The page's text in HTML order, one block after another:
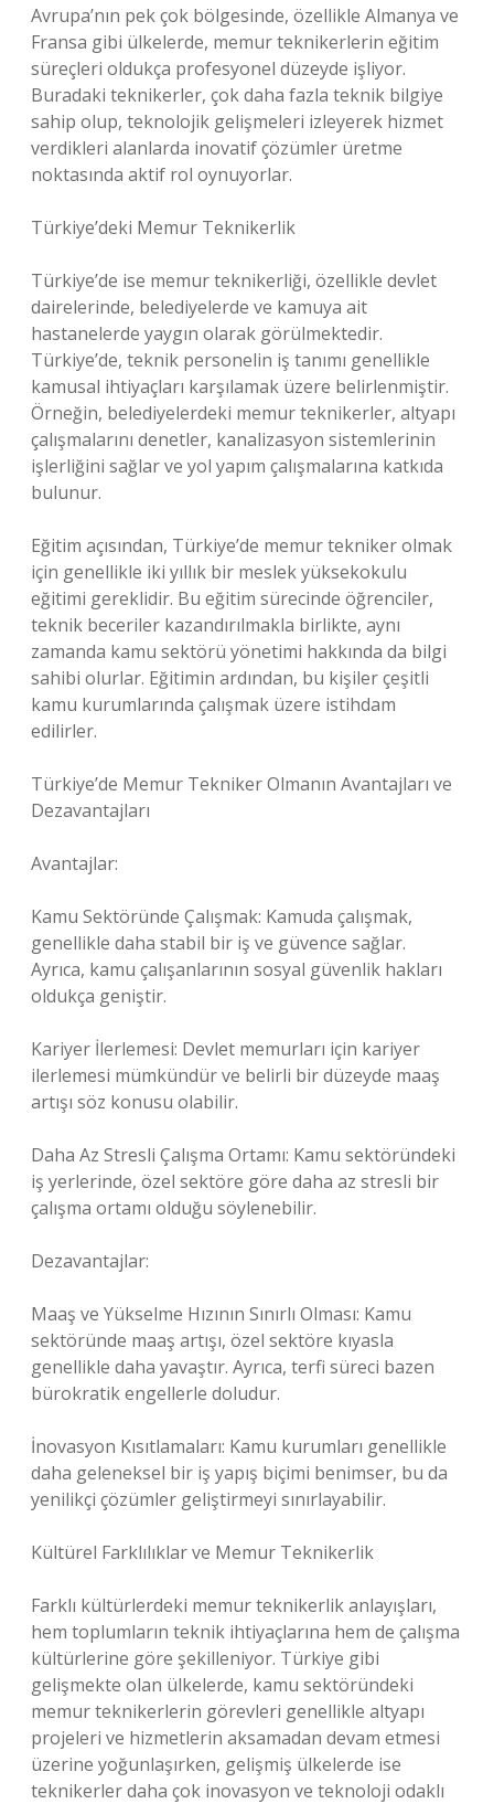
Avrupa’nın pek çok bölgesinde, özellikle Almanya ve
Fransa gibi ülkelerde, memur teknikerlerin eğitim
süreçleri oldukça profesyonel düzeyde işliyor.
Buradaki teknikerler, çok daha fazla teknik bilgiye
sahip olup, teknolojik gelişmeleri izleyerek hizmet
verdikleri alanlarda inovatif çözümler üretme
noktasında aktif rol oynuyorlar.
Türkiye’deki Memur Teknikerlik
Türkiye’de ise memur teknikerliği, özellikle devlet
dairelerinde, belediyelerde ve kamuya ait
hastanelerde yaygın olarak görülmektedir.
Türkiye’de, teknik personelin iş tanımı genellikle
kamusal ihtiyaçları karşılamak üzere belirlenmiştir.
Örneğin, belediyelerdeki memur teknikerler, altyapı
çalışmalarını denetler, kanalizasyon sistemlerinin
işlerliğini sağlar ve yol yapım çalışmalarına katkıda
bulunur.
Eğitim açısından, Türkiye’de memur tekniker olmak
için genellikle iki yıllık bir meslek yüksekokulu
eğitimi gereklidir. Bu eğitim sürecinde öğrenciler,
teknik beceriler kazandırılmakla birlikte, aynı
zamanda kamu sektörü yönetimi hakkında da bilgi
sahibi olurlar. Eğitimin ardından, bu kişiler çeşitli
kamu kurumlarında çalışmak üzere istihdam
edilirler.
Türkiye’de Memur Tekniker Olmanın Avantajları ve
Dezavantajları
Avantajlar:
Kamu Sektöründe Çalışmak: Kamuda çalışmak,
genellikle daha stabil bir iş ve güvence sağlar.
Ayrıca, kamu çalışanlarının sosyal güvenlik hakları
oldukça geniştir.
Kariyer İlerlemesi: Devlet memurları için kariyer
ilerlemesi mümkündür ve belirli bir düzeyde maaş
artışı söz konusu olabilir.
Daha Az Stresli Çalışma Ortamı: Kamu sektöründeki
iş yerlerinde, özel sektöre göre daha az stresli bir
çalışma ortamı olduğu söylenebilir.
Dezavantajlar:
Maaş ve Yükselme Hızının Sınırlı Olması: Kamu
sektöründe maaş artışı, özel sektöre kıyasla
genellikle daha yavaştır. Ayrıca, terfi süreci bazen
bürokratik engellerle doludur.
İnovasyon Kısıtlamaları: Kamu kurumları genellikle
daha geleneksel bir iş yapış biçimi benimser, bu da
yenilikçi çözümler geliştirmeyi sınırlayabilir.
Kültürel Farklılıklar ve Memur Teknikerlik
Farklı kültürlerdeki memur teknikerlik anlayışları,
hem toplumların teknik ihtiyaçlarına hem de çalışma
kültürlerine göre şekilleniyor. Türkiye gibi
gelişmekte olan ülkelerde, kamu sektöründeki
memur teknikerlerin görevleri genellikle altyapı
projeleri ve hizmetlerin aksamadan devam etmesi
üzerine yoğunlaşırken, gelişmiş ülkelerde ise
teknikerler daha çok inovasyon ve teknoloji odaklı